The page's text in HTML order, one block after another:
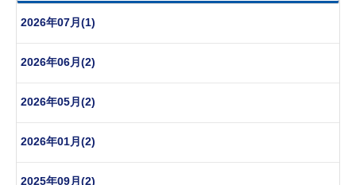
2026年07月(1)
2026年06月(2)
2026年05月(2)
2026年01月(2)
2025年09月(2)